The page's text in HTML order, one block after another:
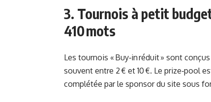
3. Tournois à petit
410 mots
Les tournois « Buy‑in réduit » sont
souvent entre 2 € et 10 €. Le prize‑pool
complétée par le sponsor du site sous